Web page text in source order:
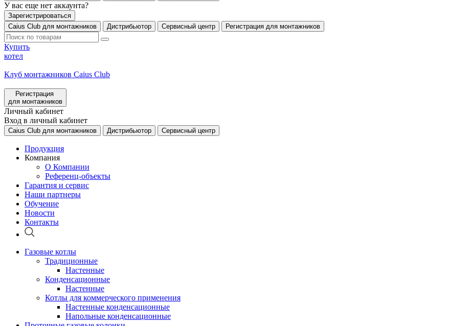
У вас еще нет аккаунта?
Зарегистрироваться
Caius Club для монтажников
Дистрибьютор Сервисный центр Регистрация для монтажников
Купить
котел
Клуб монтажников Caius Club
Регистрация
для монтажников
Личный кабинет
Вход в личный кабинет
Caius Club для монтажников Дистрибьютор Сервисный центр
Продукция
Компания
О Компании
Референц-объекты
Гарантия и сервис
Наши партнеры
Обучение
Новости
Контакты
Газовые котлы
Традиционные
Настенные
Конденсационные
Настенные
Котлы для коммерческого применения
Настенные конденсационные
Напольные конденсационные